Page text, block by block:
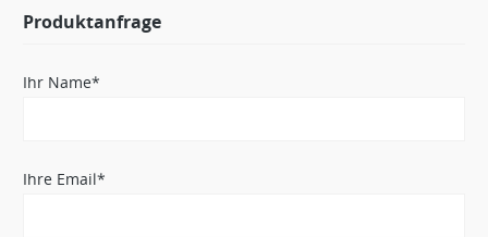
Produktanfrage
Ihr Name*
Ihre Email*